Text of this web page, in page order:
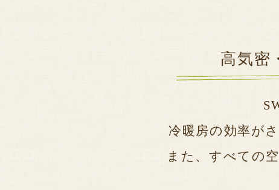
高気密
冷暖房の効率が
また、すべての